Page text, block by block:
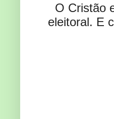
O Cristão
eleitoral. E